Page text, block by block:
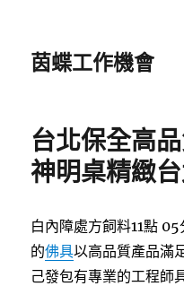
茵蝶工作機會
台北保全高
神明桌精緻
白內障處方飼料11點
的佛具以高品質產品滿
己發包有專業的工程師